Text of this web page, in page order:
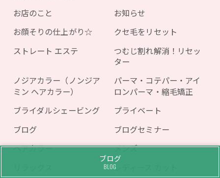
お店のこと
お知らせ
お顔そりの仕上がり☆
クセ毛をリセット
ストレート エステ
つむじ割れ解消！リセッ
ター
ノジアカラー（ノンジア
ミン ヘアカラー）
パーマ・コテパー・アイ
ロンパーマ・縮毛矯正
ブライダルシェービング
プライベート
ブログ
ブログセミナー
ヘアカラー
メンズ
レディース カット
ブログ
BLOG